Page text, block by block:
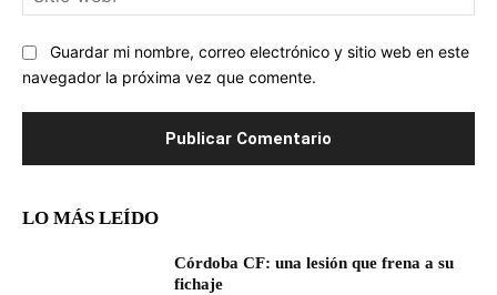
Guardar mi nombre, correo electrónico y sitio web en este
navegador la próxima vez que comente.
LO MÁS LEÍDO
Córdoba CF: una lesión que frena a su
fichaje